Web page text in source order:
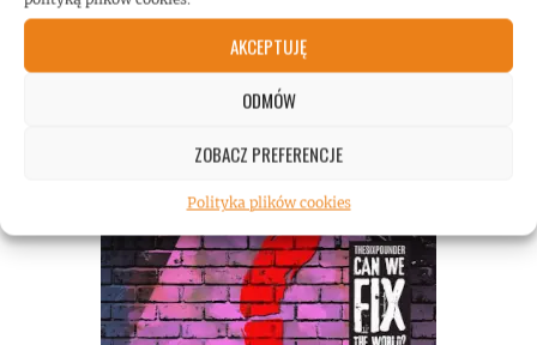
AKCEPTUJĘ
ODMÓW
ZOBACZ PREFERENCJE
Polityka plików cookies